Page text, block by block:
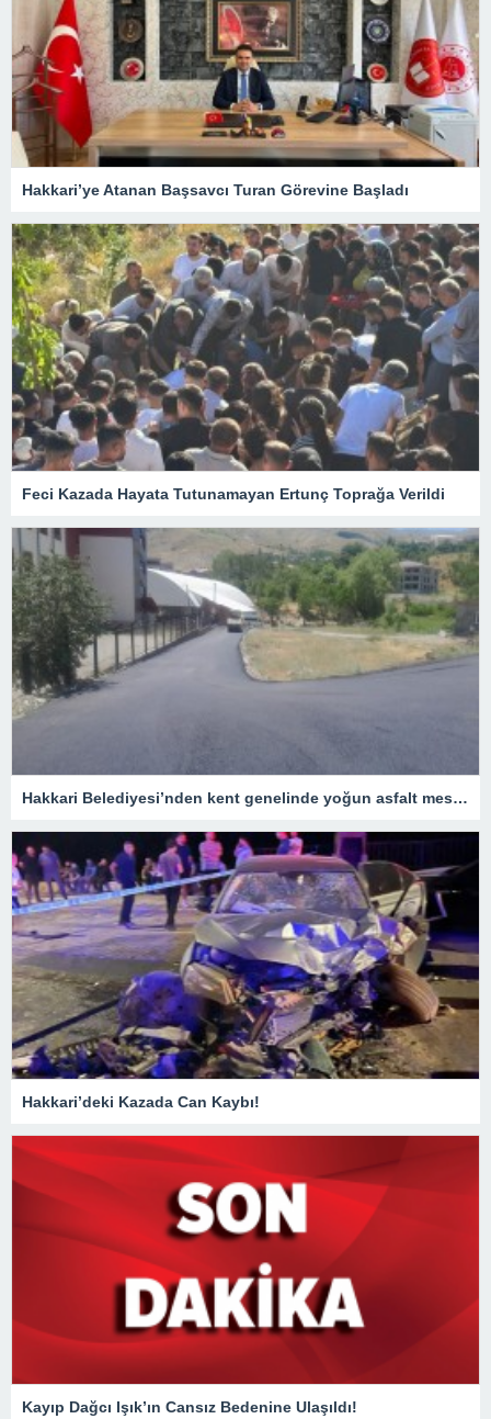
Hakkari’ye Atanan Başsavcı Turan Görevine Başladı
Feci Kazada Hayata Tutunamayan Ertunç Toprağa Verildi
Hakkari Belediyesi’nden kent genelinde yoğun asfalt mesaisi
Hakkari’deki Kazada Can Kaybı!
Kayıp Dağcı Işık’ın Cansız Bedenine Ulaşıldı!